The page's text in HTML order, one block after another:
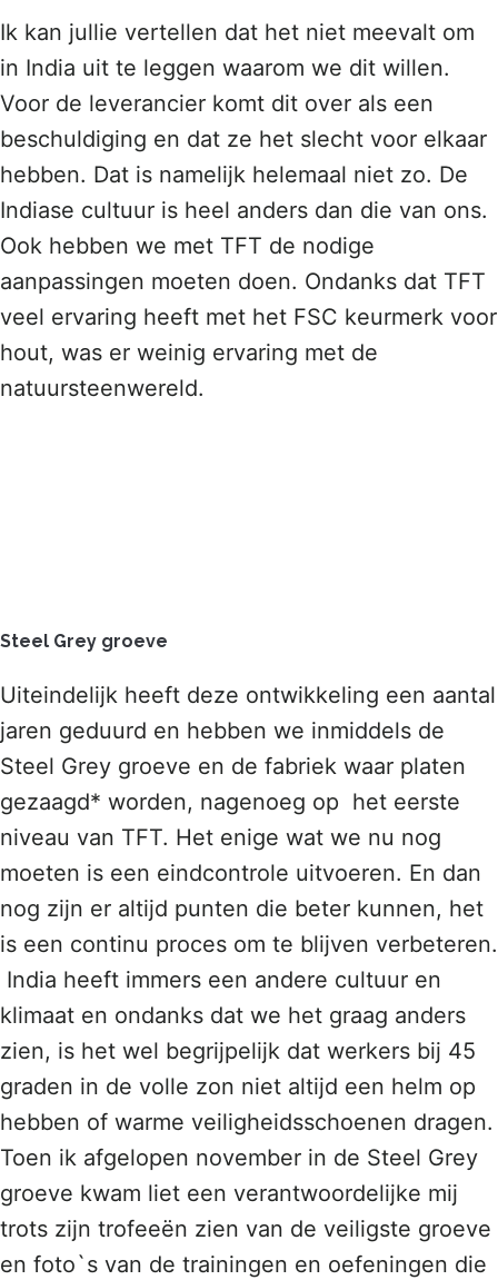
Ik kan jullie vertellen dat het niet meevalt om
in India uit te leggen waarom we dit willen.
Voor de leverancier komt dit over als een
beschuldiging en dat ze het slecht voor elkaar
hebben. Dat is namelijk helemaal niet zo. De
Indiase cultuur is heel anders dan die van ons.
Ook hebben we met TFT de nodige
aanpassingen moeten doen. Ondanks dat TFT
veel ervaring heeft met het FSC keurmerk voor
hout, was er weinig ervaring met de
natuursteenwereld.
Steel Grey groeve
Uiteindelijk heeft deze ontwikkeling een aantal
jaren geduurd en hebben we inmiddels de
Steel Grey groeve en de fabriek waar platen
gezaagd* worden, nagenoeg op het eerste
niveau van TFT. Het enige wat we nu nog
moeten is een eindcontrole uitvoeren. En dan
nog zijn er altijd punten die beter kunnen, het
is een continu proces om te blijven verbeteren.
India heeft immers een andere cultuur en
klimaat en ondanks dat we het graag anders
zien, is het wel begrijpelijk dat werkers bij 45
graden in de volle zon niet altijd een helm op
hebben of warme veiligheidsschoenen dragen.
Toen ik afgelopen november in de Steel Grey
groeve kwam liet een verantwoordelijke mij
trots zijn trofeeën zien van de veiligste groeve
en foto`s van de trainingen en oefeningen die